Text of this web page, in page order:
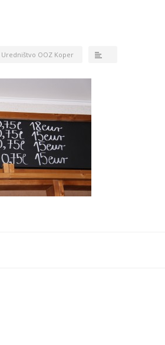
Uredništvo OOZ Koper